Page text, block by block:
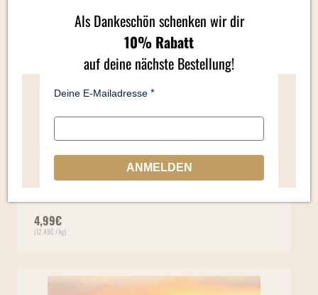
HAPPY FOR Dogs PURE CHICKEN 100% Huhn 400g
4,99€
(12,48€ / kg)
Als Dankeschön schenken wir dir
10% Rabatt
auf deine nächste Bestellung!
Deine E-Mailadresse
ANMELDEN